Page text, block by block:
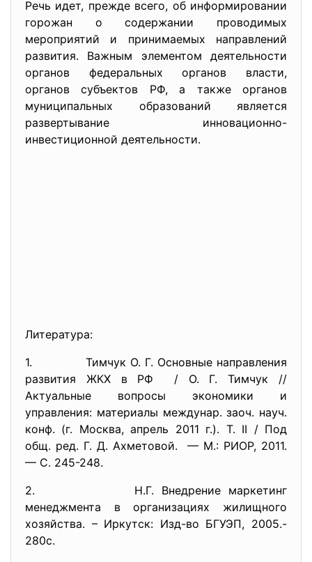
Речь идет, прежде всего, об информировании
горожан о содержании проводимых
мероприятий и принимаемых направлений
развития. Важным элементом деятельности
органов федеральных органов власти,
органов субъектов РФ, а также органов
муниципальных образований является
развертывание инновационно-
инвестиционной деятельности.
Литература:
1. Тимчук О. Г. Основные направления
развития ЖКХ в РФ / О. Г. Тимчук //
Актуальные вопросы экономики и
управления: материалы междунар. заоч. науч.
конф. (г. Москва, апрель 2011 г.). Т. II / Под
общ. ред. Г. Д. Ахметовой. — М.: РИОР, 2011.
— С. 245-248.
2. Н.Г. Внедрение маркетинг
менеджмента в организациях жилищного
хозяйства. – Иркутск: Изд-во БГУЭП, 2005.-
280с.